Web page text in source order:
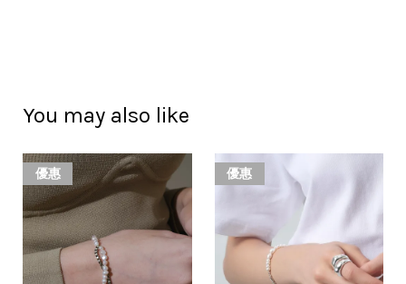
You may also like
優惠 優惠